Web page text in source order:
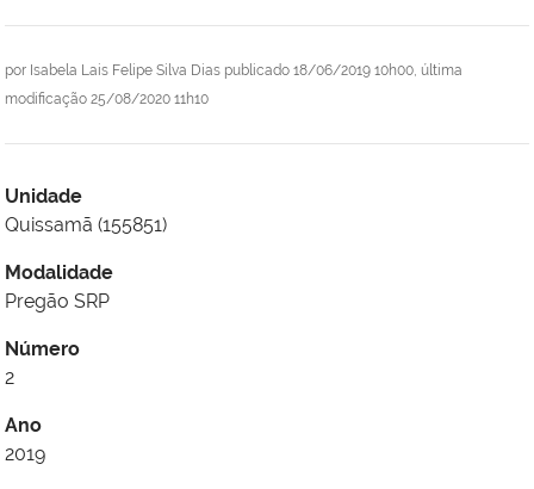
por Isabela Lais Felipe Silva Dias publicado 18/06/2019 10h00, última
modificação 25/08/2020 11h10
Unidade
Quissamã (155851)
Modalidade
Pregão SRP
Número
2
Ano
2019